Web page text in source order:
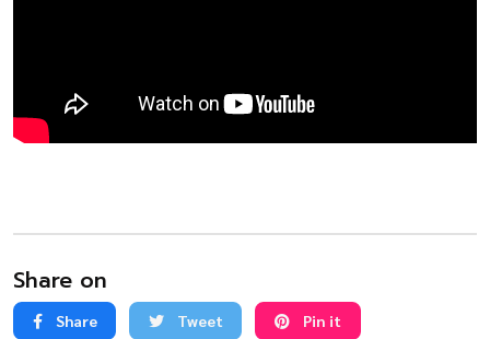
Share on
Share Tweet Pin it